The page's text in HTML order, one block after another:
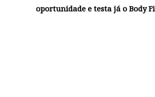
oportunidade e testa já o Body